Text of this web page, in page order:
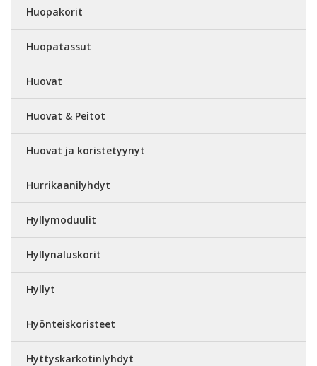
Huopakorit
Huopatassut
Huovat
Huovat & Peitot
Huovat ja koristetyynyt
Hurrikaanilyhdyt
Hyllymoduulit
Hyllynaluskorit
Hyllyt
Hyönteiskoristeet
Hyttyskarkotinlyhdyt